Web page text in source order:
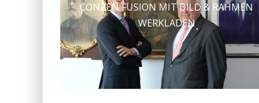
CONZEN FUSION MIT BILD & RAHMEN
WERKLADEN